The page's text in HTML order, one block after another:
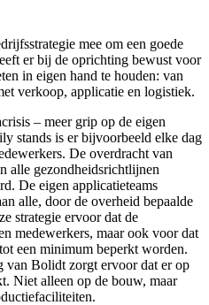
mee om een goede
er bij de oprichting bewust voor
in eigen hand te houden: van
verkoop, applicatie en logistiek.
– meer grip op de eigen
stands is er bijvoorbeeld elke dag
De overdracht van
alle gezondheidsrichtlijnen
De eigen applicatieteams
alle, door de overheid bepaalde
strategie ervoor dat de
medewerkers, maar ook voor dat
een minimum beperkt worden.
Bolidt zorgt ervoor dat er op
Niet alleen op de bouw, maar